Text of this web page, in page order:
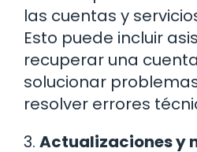
las cuentas y
Esto puede incluir
recuperar una
solucionar
resolver errores
3. Actualizaciones y